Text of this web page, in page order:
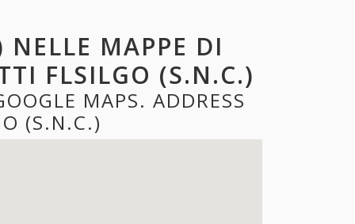
MAPPE DI
FLSILGO (S.N.C.)
MAPS. ADDRESS
(S.N.C.)